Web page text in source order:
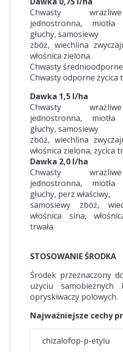
Chwasty
jednostronna,
głuchy, samosiewy
zbóż, wiechlina
włośnica zielona.
Chwasty średnioodporne
Chwasty odporne życica
Dawka 1,5 l/ha
Chwasty
jednostronna,
głuchy, samosiewy
zbóż, wiechlina
włośnica zielona, życica
Dawka 2,0 l/ha
Chwasty
jednostronna,
głuchy, perz właściwy,
samosiewy zbóż,
włośnica sina,
trwała.
STOSOWANIE ŚRODKA
Środek przeznaczony
użyciu samobieżnych
opryskiwaczy polowych.
Najważniejsze cechy
chizalofop-p-etylu